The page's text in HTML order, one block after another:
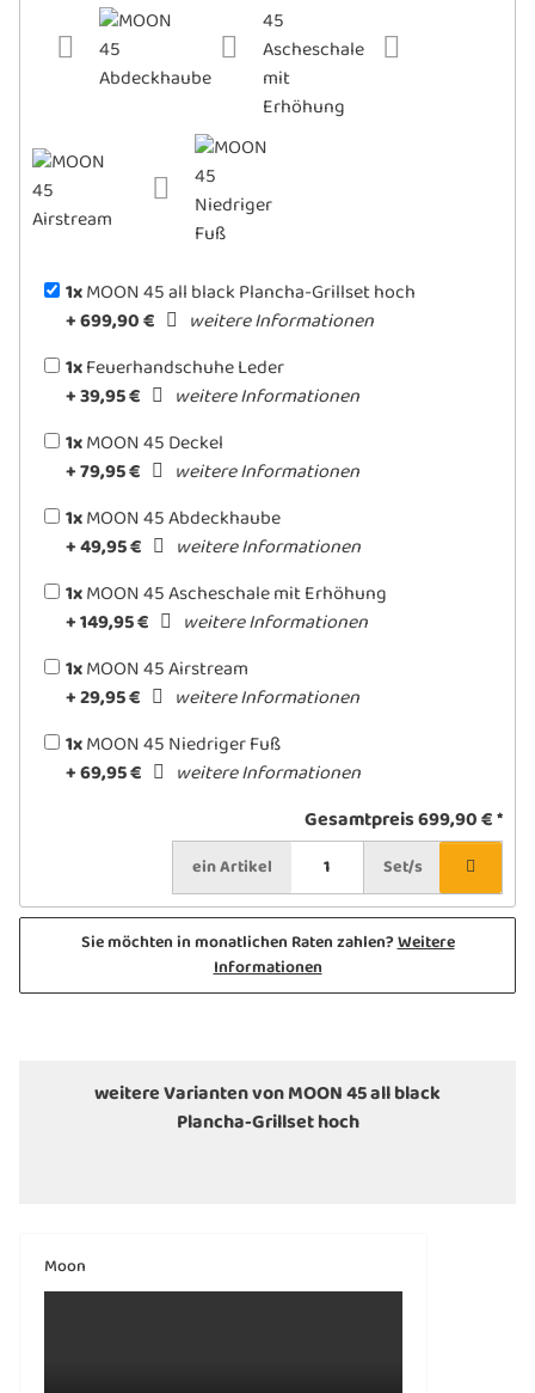
Durchmesser und ⌀ 16 cm Öffnung in
der Mitte
Verwendung als Grillaufsatz bei Holz-
Sicherer Stand über die integrierte
Dreipunktauflage
Optimale Wärmespeicherung und
Antihaftbeschichtung für fettarmes
Tiefergesetzt mit Außenrand, damit Fett
oder Grillgut nicht herabfallen können
Innenschale, Feuerrost, Ascheschale,
Aufsatzdüse, hoher Fuß, MOON 45
1xMOON 45 all black Plancha-Grillset hoch
+ 699,90 €
weitere Informationen
1xFeuerhandschuhe Leder
+ 39,95 €
weitere Informationen
1xMOON 45 Deckel
+ 79,95 €
weitere Informationen
1xMOON 45 Abdeckhaube
+ 49,95 €
weitere Informationen
1xMOON 45 Ascheschale mit Erhöhung
+ 149,95 €
weitere Informationen
1xMOON 45 Airstream
+ 29,95 €
weitere Informationen
1xMOON 45 Niedriger Fuß
+ 69,95 €
weitere Informationen
Gesamtpreis699,90 €*
einArtikel Set/s
Sie möchten in monatlichen Raten zahlen?Weitere
Informationen
weitere Varianten von MOON 45 all black
Plancha-Grillset hoch
Moon